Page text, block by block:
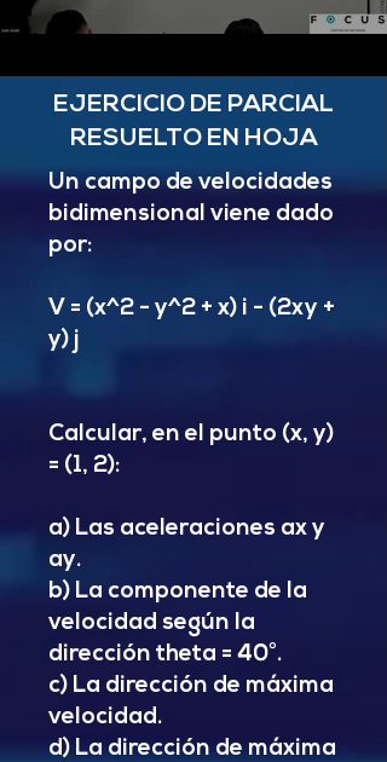
EJERCICIO DE PARCIAL
RESUELTO EN HOJA
Un campo de velocidades
bidimensional viene dado
por:
V = (x^2 - y^2 + x) i - (2xy +
y) j
Calcular, en el punto (x, y)
= (1, 2):
a) Las aceleraciones ax y
ay.
b) La componente de la
velocidad según la
dirección theta = 40°.
c) La dirección de máxima
velocidad.
d) La dirección de máxima